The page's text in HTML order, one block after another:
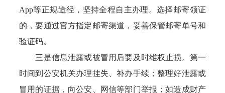
App等正规途径，坚持全程自主办理。选择邮寄领证
的，要通过官方指定邮寄渠道，妥善保管邮寄单号和
验证码。
三是信息泄露或被冒用后要及时维权止损。第一
时间到公安机关办理挂失、补办手续；整理好泄露或
冒用的证据，向公安、网信等部门举报；如造成财产